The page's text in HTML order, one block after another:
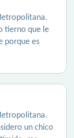
tierno que le
porque es
un chico